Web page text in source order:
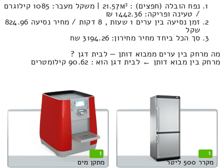
נפח הובלה (חפצים) : 21.57м³ | משקל מעבר: 1085 קילוגרם
/ טעינה ופריקה: 1442.36 ₪
זמן נסיעה בין ערים 1 שעות , 8 דקות / מחיר נסיעה 824.96
שקל
סך הכל ביחד מחיר מחירון: 3194.26 שח
מה מרחק בין ערים ממבוא דותן — לבית דגן ?
מרחק בין מבוא דותן ← לבית דגן הוא : 90.62 קילומטרים
1
מקרר 500 ליטר
1
מתקן מים